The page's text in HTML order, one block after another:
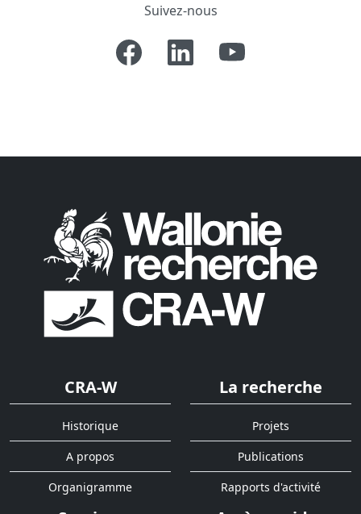
Suivez-nous
CRA-W
Historique
A propos
Organigramme
La recherche
Projets
Publications
Rapports d'activité